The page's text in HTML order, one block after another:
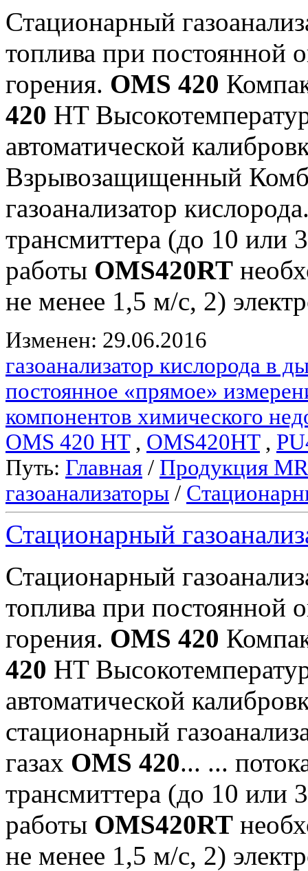
Стационарный
топлива при постоянной
горения. OMS 420
420 HT
автоматической
Взрывозащищенный
газоанализатор
трансмиттера (до 10 или
работы OMS420RT
не менее 1,5 м/с, 2)
Изменен: 29.06.2016
газоанализатор кислорода в
постоянное «прямое»
компонентов химического
OMS 420 HT, OMS420HT,
Путь: Главная / Продукция
газоанализаторы /
Стационарный
Стационарный
топлива при постоянной
горения. OMS 420
420 HT
автоматической
стационарный
газах OMS 420... ...
трансмиттера (до 10 или
работы OMS420RT
не менее 1,5 м/с, 2)